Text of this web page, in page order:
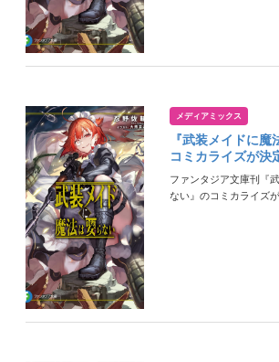
メディアミックス
『武装メイドに
コミカライズが決
ファンタジア文庫刊『
ない』のコミカライズ